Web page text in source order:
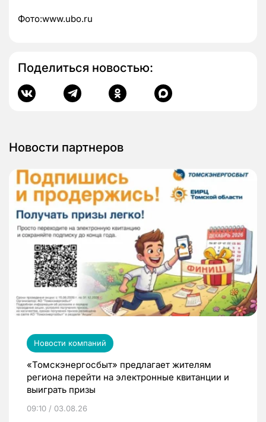
Фото:www.ubo.ru
Поделиться новостью:
Новости партнеров
Новости компаний
«Томскэнергосбыт» предлагает жителям
региона перейти на электронные квитанции и
выиграть призы
09:10 / 03.08.26